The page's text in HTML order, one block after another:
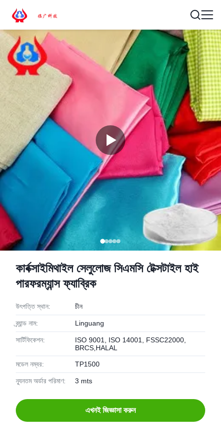
কার্বক্সাইমিথাইল সেলুলোজ সিএমসি টেক্সটাইল হাই
পারফরম্যান্স ফ্যাব্রিক
উৎপত্তি স্থান: চীন
ব্র্যান্ড নাম: Linguang
সার্টিফিকেশন:
ISO 9001, ISO 14001, FSSC22000,
BRCS,HALAL
মডেল নম্বর: TP1500
ন্যূনতম অর্ডার পরিমাণ: 3 mts
এখনই জিজ্ঞাসা করুন